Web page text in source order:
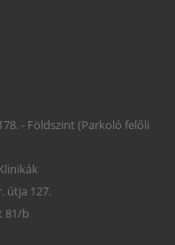
- Földszint (Parkoló felőli
útja 127.
81/b